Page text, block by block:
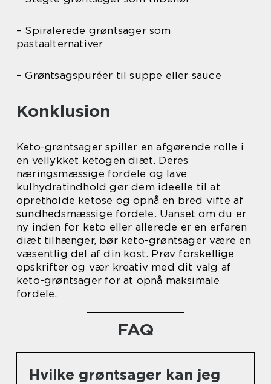
– Spiralerede grøntsager som
pastaalternativer
– Grøntsagspuréer til suppe eller sauce
Konklusion
Keto-grøntsager spiller en afgørende rolle i
en vellykket ketogen diæt. Deres
næringsmæssige fordele og lave
kulhydratindhold gør dem ideelle til at
opretholde ketose og opnå en bred vifte af
sundhedsmæssige fordele. Uanset om du er
ny inden for keto eller allerede er en erfaren
diæt tilhænger, bør keto-grøntsager være en
væsentlig del af din kost. Prøv forskellige
opskrifter og vær kreativ med dit valg af
keto-grøntsager for at opnå maksimale
fordele.
FAQ
Hvilke grøntsager kan jeg